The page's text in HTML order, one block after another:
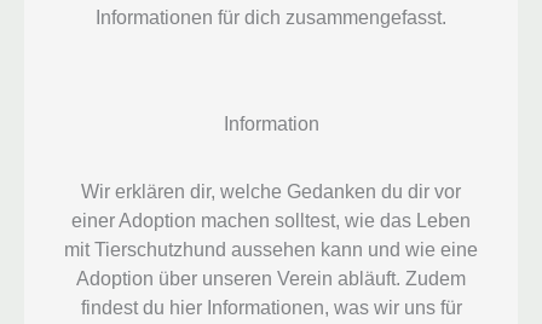
Informationen für dich zusammengefasst.
Information
Wir erklären dir, welche Gedanken du dir vor
einer Adoption machen solltest, wie das Leben
mit Tierschutzhund aussehen kann und wie eine
Adoption über unseren Verein abläuft. Zudem
findest du hier Informationen, was wir uns für